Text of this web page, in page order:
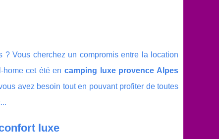
Vous cherchez un compromis entre la location
home cet été encamping luxe provence Alpes
avez besoin tout en pouvant profiter de toutes
luxe